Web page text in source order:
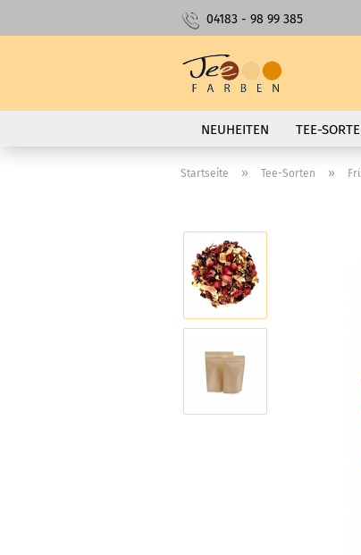
04183 - 98 99 385
NEUHEITEN TEE-
Startseite » Tee-Sorten »